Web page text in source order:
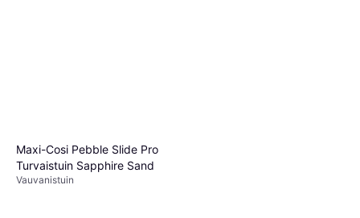
Maxi-Cosi Pebble Slide Pro
Turvaistuin Sapphire Sand
Vauvanistuin